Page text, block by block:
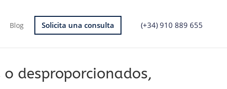
Blog Solicita una consulta (+34) 910 889 655
desproporcionados,